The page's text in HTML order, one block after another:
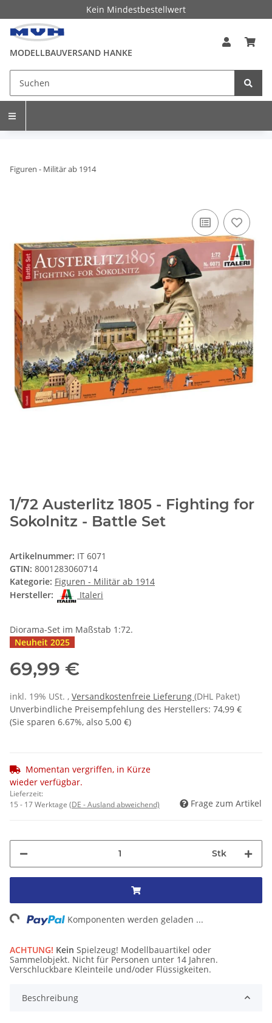
Kein Mindestbestellwert
MODELLBAUVERSAND HANKE
Figuren - Militär ab 1914
1/72 Austerlitz 1805 - Fighting for
Sokolnitz - Battle Set
Artikelnummer: IT 6071
GTIN: 8001283060714
Kategorie: Figuren - Militär ab 1914
Hersteller:
Italeri
Diorama-Set im Maßstab 1:72.
Neuheit 2025
69,99 €
inkl. 19% USt. , Versandkostenfreie Lieferung (DHL Paket)
Unverbindliche Preisempfehlung des Herstellers: 74,99 €
(Sie sparen 6.67%, also 5,00 €)
Momentan vergriffen, in Kürze
wieder verfügbar.
Lieferzeit:
15 - 17 Werktage (DE - Ausland abweichend) Frage zum Artikel
Stk
Komponenten werden geladen ...
ACHTUNG! Kein Spielzeug! Modellbauartikel oder
Sammelobjekt. Nicht für Personen unter 14 Jahren.
Verschluckbare Kleinteile und/oder Flüssigkeiten.
Beschreibung